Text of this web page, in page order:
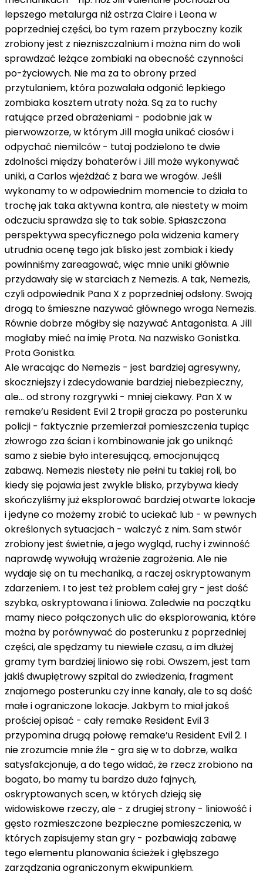
lepszego metalurga niż ostrza Claire i Leona w
poprzedniej części, bo tym razem przyboczny kozik
zrobiony jest z niezniszczalnium i można nim do woli
sprawdzać leżące zombiaki na obecność czynności
po-życiowych. Nie ma za to obrony przed
przytulaniem, która pozwalała odgonić lepkiego
zombiaka kosztem utraty noża. Są za to ruchy
ratujące przed obrażeniami - podobnie jak w
pierwowzorze, w którym Jill mogła unikać ciosów i
odpychać niemilców - tutaj podzielono te dwie
zdolności między bohaterów i Jill może wykonywać
uniki, a Carlos wjeżdżać z bara we wrogów. Jeśli
wykonamy to w odpowiednim momencie to działa to
trochę jak taka aktywna kontra, ale niestety w moim
odczuciu sprawdza się to tak sobie. Spłaszczona
perspektywa specyficznego pola widzenia kamery
utrudnia ocenę tego jak blisko jest zombiak i kiedy
powinniśmy zareagować, więc mnie uniki głównie
przydawały się w starciach z Nemezis. A tak, Nemezis,
czyli odpowiednik Pana X z poprzedniej odsłony. Swoją
drogą to śmieszne nazywać głównego wroga Nemezis.
Równie dobrze mógłby się nazywać Antagonista. A Jill
mogłaby mieć na imię Prota. Na nazwisko Gonistka.
Prota Gonistka.
Ale wracając do Nemezis - jest bardziej agresywny,
skoczniejszy i zdecydowanie bardziej niebezpieczny,
ale… od strony rozgrywki - mniej ciekawy. Pan X w
remake’u Resident Evil 2 tropił gracza po posterunku
policji - faktycznie przemierzał pomieszczenia tupiąc
złowrogo zza ścian i kombinowanie jak go uniknąć
samo z siebie było interesującą, emocjonującą
zabawą. Nemezis niestety nie pełni tu takiej roli, bo
kiedy się pojawia jest zwykle blisko, przybywa kiedy
skończyliśmy już eksplorować bardziej otwarte lokacje
i jedyne co możemy zrobić to uciekać lub - w pewnych
określonych sytuacjach - walczyć z nim. Sam stwór
zrobiony jest świetnie, a jego wygląd, ruchy i zwinność
naprawdę wywołują wrażenie zagrożenia. Ale nie
wydaje się on tu mechaniką, a raczej oskryptowanym
zdarzeniem. I to jest też problem całej gry - jest dość
szybka, oskryptowana i liniowa. Zaledwie na początku
mamy nieco połączonych ulic do eksplorowania, które
można by porównywać do posterunku z poprzedniej
części, ale spędzamy tu niewiele czasu, a im dłużej
gramy tym bardziej liniowo się robi. Owszem, jest tam
jakiś dwupiętrowy szpital do zwiedzenia, fragment
znajomego posterunku czy inne kanały, ale to są dość
małe i ograniczone lokacje. Jakbym to miał jakoś
prościej opisać - cały remake Resident Evil 3
przypomina drugą połowę remake’u Resident Evil 2. I
nie zrozumcie mnie źle - gra się w to dobrze, walka
satysfakcjonuje, a do tego widać, że rzecz zrobiono na
bogato, bo mamy tu bardzo dużo fajnych,
oskryptowanych scen, w których dzieją się
widowiskowe rzeczy, ale - z drugiej strony - liniowość i
gęsto rozmieszczone bezpieczne pomieszczenia, w
których zapisujemy stan gry - pozbawiają zabawę
tego elementu planowania ścieżek i głębszego
zarządzania ograniczonym ekwipunkiem.